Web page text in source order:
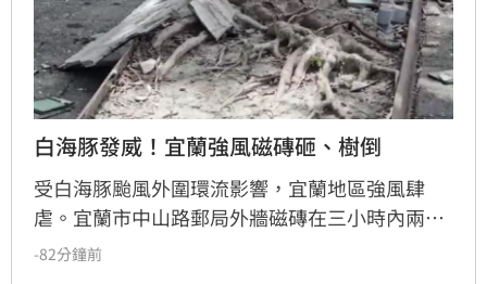
白海豚發威！宜蘭強風磁磚砸、樹倒
受白海豚颱風外圍環流影響，宜蘭地區強風肆
虐。宜蘭市中山路郵局外牆磁磚在三小時內兩度
剝落，武營街亦發生磁磚砸地險象，所幸無人傷
-82分鐘前